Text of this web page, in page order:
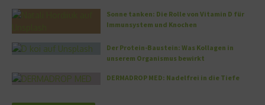
Sonne tanken: Die Rolle von Vitamin D für
Immunsystem und Knochen
Der Protein-Baustein: Was Kollagen in
unserem Organismus bewirkt
DERMADROP MED: Nadelfrei in die Tiefe